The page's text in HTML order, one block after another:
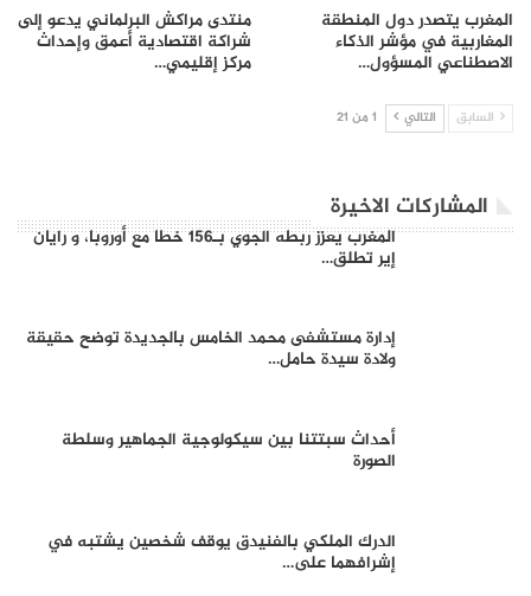
المغرب يتصدر دول المنطقة
المغاربية في مؤشر الذكاء
الاصطناعي المسؤول…
منتدى مراكش البرلماني يدعو إلى
شراكة اقتصادية أعمق وإحداث
مركز إقليمي…
السابق التالي 1 من 21
المشاركات الاخيرة
المغرب يعزز ربطه الجوي بـ156 خطا مع أوروبا، و رايان
إير تطلق…
إدارة مستشفى محمد الخامس بالجديدة توضح حقيقة
ولادة سيدة حامل…
أحداث سبتتنا بين سيكولوجية الجماهير وسلطة
الصورة
الدرك الملكي بالفنيدق يوقف شخصين يشتبه في
إشرافهما على…